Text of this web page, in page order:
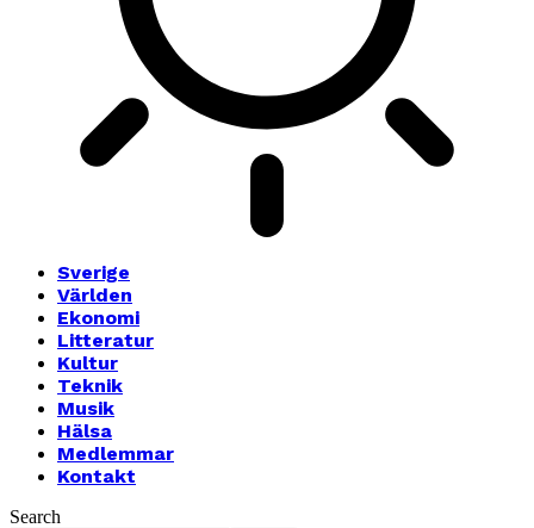
Sverige
Världen
Ekonomi
Litteratur
Kultur
Teknik
Musik
Hälsa
Medlemmar
Kontakt
Search